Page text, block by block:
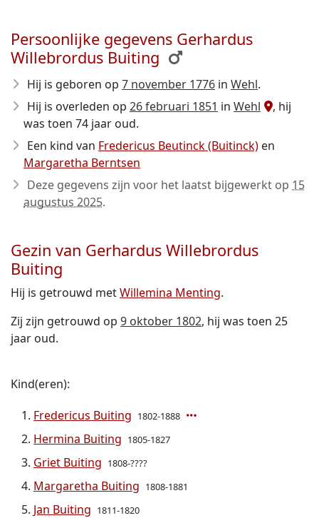
Persoonlijke gegevens Gerhardus
Willebrordus Buiting
Hij is geboren op 7 november 1776 in Wehl.
Hij is overleden op 26 februari 1851 in Wehl
, hij
was toen 74 jaar oud.
Een kind van Fredericus Beutinck (Buitinck) en
Margaretha Berntsen
Deze gegevens zijn voor het laatst bijgewerkt op 15
augustus 2025.
Gezin van Gerhardus Willebrordus
Buiting
Hij is getrouwd metWillemina Menting.
Zij zijn getrouwd op 9 oktober 1802, hij was toen 25
jaar oud.
Kind(eren):
Fredericus Buiting 1802-1888
Hermina Buiting 1805-1827
Griet Buiting 1808-????
Margaretha Buiting 1808-1881
Jan Buiting 1811-1820